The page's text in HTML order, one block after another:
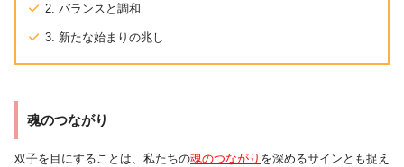
2. バランスと調和
3. 新たな始まりの兆し
魂のつながり
双子を目にすることは、私たちの魂のつながり を深めるサインとも捉え